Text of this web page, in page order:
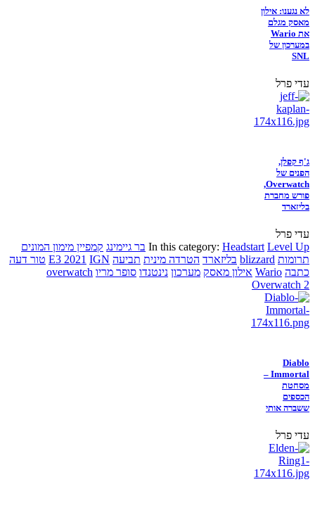
לא נגענו: אילון
מאסק מגלם
את Wario
במערכון של
SNL
עדי פרל
ג'ף קפלן,
הפנים של
Overwatch,
פורש מחברת
בליזארד
עדי פרל
In this category: Headstart Level Up בר גיימינג קמפיין מימון המונים
תרומות blizzard בליזארד הטרדה מינית תביעה E3 2021 IGN
טור דעה
כתבה Wario אילון מאסק מערכון נינטנדו סופר מריו overwatch
Overwatch 2
Diablo
Immortal –
מסחטת
הכספים
ששברה אותי
עדי פרל